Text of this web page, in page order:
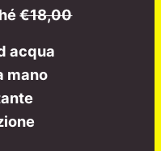
€18,00
acqua
mano